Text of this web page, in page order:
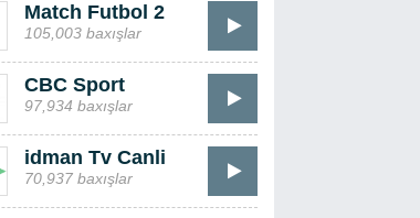
Match Futbol 2
105,003 baxışlar
CBC Sport
97,934 baxışlar
idman Tv Canli
70,937 baxışlar